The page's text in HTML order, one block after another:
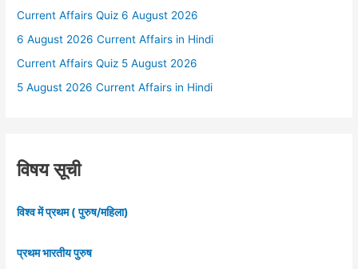
Current Affairs Quiz 6 August 2026
6 August 2026 Current Affairs in Hindi
Current Affairs Quiz 5 August 2026
5 August 2026 Current Affairs in Hindi
विषय सूची
विश्व में प्रथम ( पुरुष/महिला)
प्रथम भारतीय पुरुष